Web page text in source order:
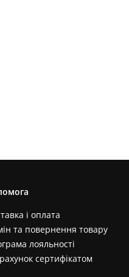
і оплата
та повернення товару
лояльності
сертифікатом